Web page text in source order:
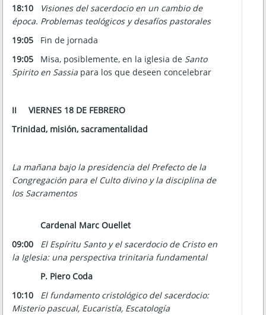
18:10 Visiones del sacerdocio en un cambio de
época. Problemas teológicos y desafíos pastorales
19:05
Fin de jornada
19:05
Misa, posiblemente, en la iglesia de Santo
Spirito en Sassia para los que deseen concelebrar
II
VIERNES 18 DE FEBRERO
Trinidad, misión, sacramentalidad
La mañana bajo la presidencia del Prefecto de la
Congregación para el Culto divino y la disciplina de
los Sacramentos
Cardenal Marc Ouellet
09:00 El Espíritu Santo y el sacerdocio de Cristo en
la Iglesia: una perspectiva trinitaria fundamental
P. Piero Coda
10:10 El fundamento cristológico del sacerdocio:
Misterio pascual, Eucaristía, Escatología